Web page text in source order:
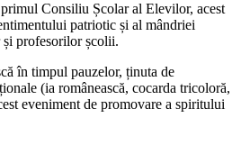
Consiliu Școlar al Elevilor, acest
patriotic și al mândriei
profesorilor școlii.
în timpul pauzelor, ținuta de
(ia românească, cocarda tricoloră,
eveniment de promovare a spiritului